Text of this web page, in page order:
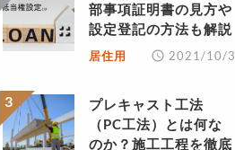
部事項証明書の見方や
設定登記の方法も解説
居住用 2021/10/3
プレキャスト工法
（PC工法）とは何な
のか？施工工程を徹底